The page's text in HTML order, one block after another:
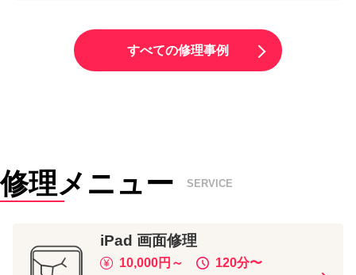
すべての修理事例
修理メニュー SERVICE
iPad 画面修理
10,000円～ 120分〜